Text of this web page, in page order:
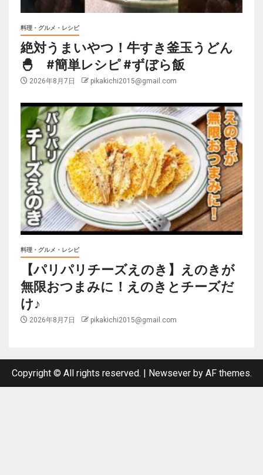
料理・グルメ・レシピ
絶対うまいやつ！牛すき釜玉うどん
🐣 #簡単レシピ #ずぼら飯
2026年8月7日 pikakichi2015@gmail.com
料理・グルメ・レシピ
【パリパリチーズえのき】えのきが
無限おつまみに！えのきとチーズだ
け♪
2026年8月7日 pikakichi2015@gmail.com
Copyright © All rights reserved. | Newseverby AF themes.